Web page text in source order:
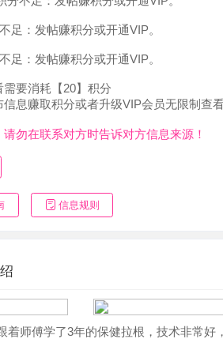
要消耗【20】积分
信息规则